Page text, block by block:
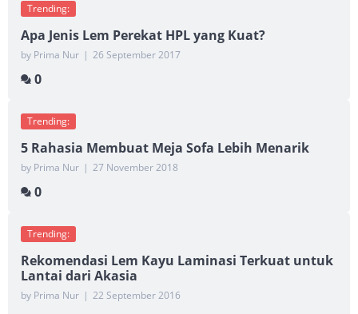
Trending:
Apa Jenis Lem Perekat HPL yang Kuat?
by Prima Nur | 26 September 2017
0
Trending:
5 Rahasia Membuat Meja Sofa Lebih Menarik
by Prima Nur | 27 November 2018
0
Trending:
Rekomendasi Lem Kayu Laminasi Terkuat untuk
Lantai dari Akasia
by Prima Nur | 22 September 2016